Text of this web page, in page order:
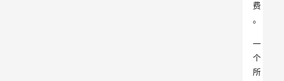
费
。
一
个
所